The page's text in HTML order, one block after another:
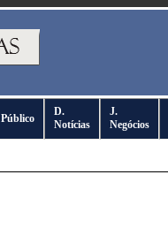
Público
D.
Notícias
J.
Negócios